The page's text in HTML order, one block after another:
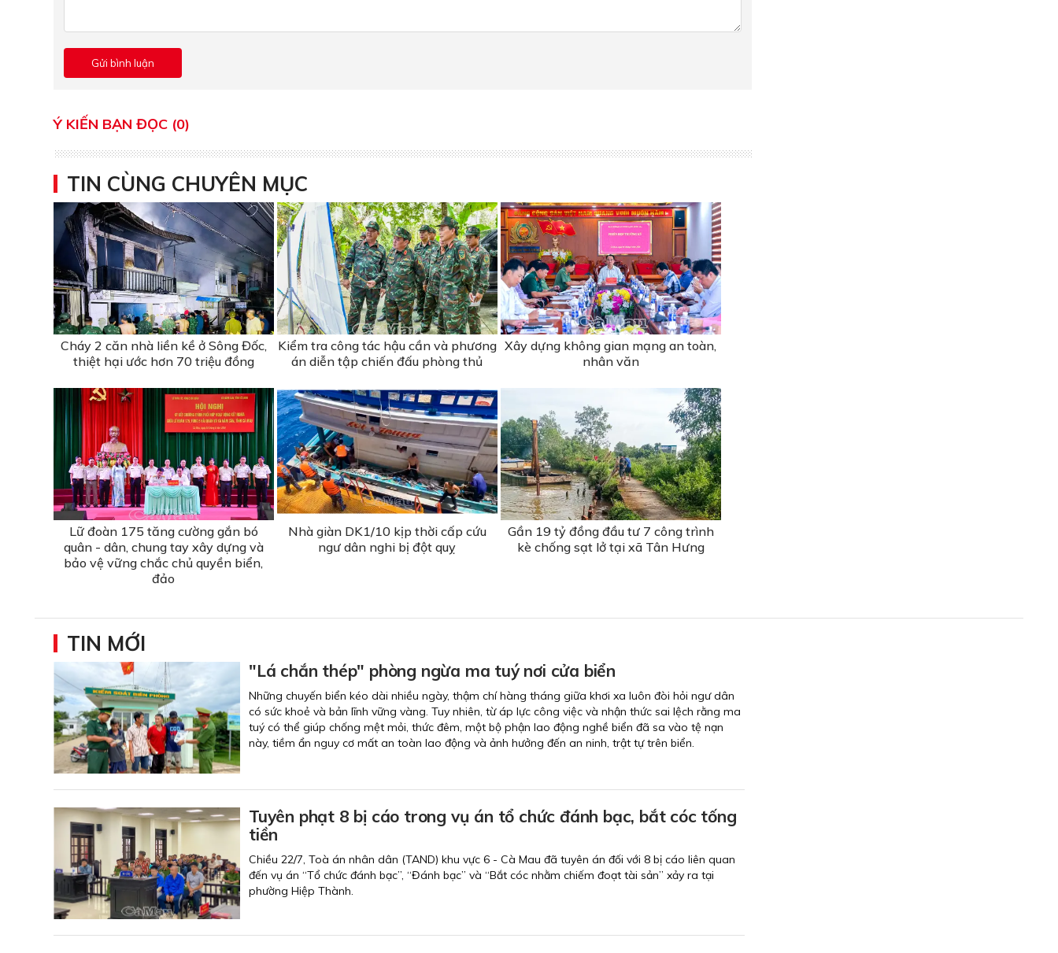
Ý KIẾN BẠN ĐỌC (0)
TIN CÙNG CHUYÊN MỤC
Cháy 2 căn nhà liền kề ở Sông Đốc,
thiệt hại ước hơn 70 triệu đồng
Kiểm tra công tác hậu cần và phương
án diễn tập chiến đấu phòng thủ
Xây dựng không gian mạng an toàn,
nhân văn
Lữ đoàn 175 tăng cường gắn bó
quân - dân, chung tay xây dựng và
bảo vệ vững chắc chủ quyền biển,
đảo
Nhà giàn DK1/10 kịp thời cấp cứu
ngư dân nghi bị đột quỵ
Gần 19 tỷ đồng đầu tư 7 công trình
kè chống sạt lở tại xã Tân Hưng
TIN MỚI
"Lá chắn thép" phòng ngừa ma tuý nơi cửa biển
Những chuyến biển kéo dài nhiều ngày, thậm chí hàng tháng giữa khơi xa luôn đòi hỏi ngư dân
có sức khoẻ và bản lĩnh vững vàng. Tuy nhiên, từ áp lực công việc và nhận thức sai lệch rằng ma
tuý có thể giúp chống mệt mỏi, thức đêm, một bộ phận lao động nghề biển đã sa vào tệ nạn
này, tiềm ẩn nguy cơ mất an toàn lao động và ảnh hưởng đến an ninh, trật tự trên biển.
Tuyên phạt 8 bị cáo trong vụ án tổ chức đánh bạc, bắt cóc tống
tiền
Chiều 22/7, Toà án nhân dân (TAND) khu vực 6 - Cà Mau đã tuyên án đối với 8 bị cáo liên quan
đến vụ án “Tổ chức đánh bạc”, “Đánh bạc” và “Bắt cóc nhằm chiếm đoạt tài sản” xảy ra tại
phường Hiệp Thành.